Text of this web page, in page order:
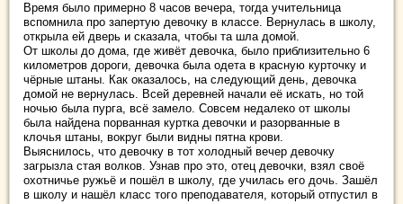
Время было примерно 8 часов вечера, тогда учительница
вспомнила про запертую девочку в классе. Вернулась в школу,
открыла ей дверь и сказала, чтобы та шла домой.
От школы до дома, где живёт девочка, было приблизительно 6
километров дороги, девочка была одета в красную курточку и
чёрные штаны. Как оказалось, на следующий день, девочка
домой не вернулась. Всей деревней начали её искать, но той
ночью была пурга, всё замело. Совсем недалеко от школы
была найдена порванная куртка девочки и разорванные в
клочья штаны, вокруг были видны пятна крови.
Выяснилось, что девочку в тот холодный вечер девочку
загрызла стая волков. Узнав про это, отец девочки, взял своё
охотничье ружьё и пошёл в школу, где училась его дочь. Зашёл
в школу и нашёл класс того преподавателя, который отпустил в